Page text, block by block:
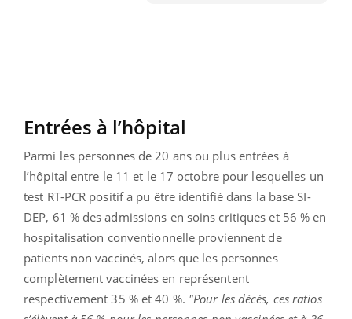
Entrées à l’hôpital
Parmi les personnes de 20 ans ou plus entrées à
l’hôpital entre le 11 et le 17 octobre pour lesquelles un
test RT-PCR positif a pu être identifié dans la base SI-
DEP, 61 % des admissions en soins critiques et 56 % en
hospitalisation conventionnelle proviennent de
patients non vaccinés, alors que les personnes
complètement vaccinées en représentent
respectivement 35 % et 40 %. "Pour les décès, ces ratios